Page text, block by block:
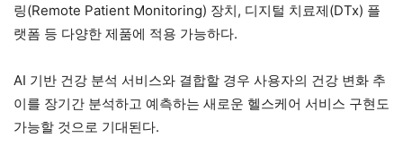
링(Remote Patient Monitoring) 장치, 디지털 치료제(DTx) 플
랫폼 등 다양한 제품에 적용 가능하다.
AI 기반 건강 분석 서비스와 결합할 경우 사용자의 건강 변화 추
이를 장기간 분석하고 예측하는 새로운 헬스케어 서비스 구현도
가능할 것으로 기대된다.